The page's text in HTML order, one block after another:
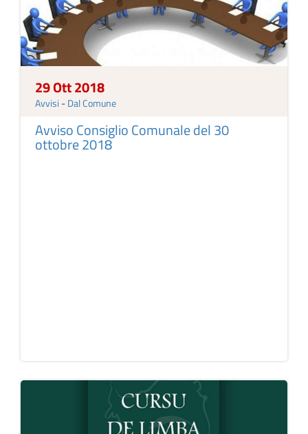
29 Ott 2018
Avvisi - Dal Comune
Avviso Consiglio Comunale del 30
ottobre 2018